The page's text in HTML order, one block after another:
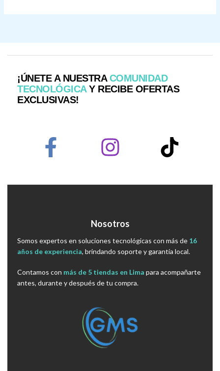
¡ÚNETE A NUESTRACOMUNIDAD
TECNOLÓGICAY RECIBE OFERTAS
EXCLUSIVAS!
Nosotros
Somos expertos en soluciones tecnológicas con más de 16
años de experiencia, brindando soporte y garantía local.
Contamos con más de 5 tiendas en Lima para acompañarte
antes, durante y después de tu compra.